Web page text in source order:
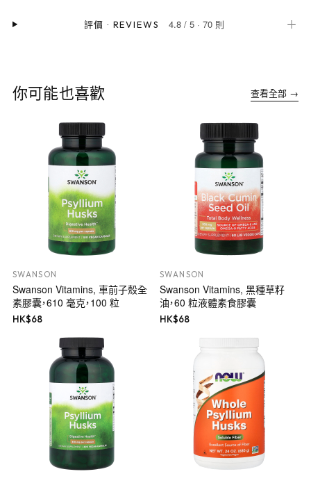
評價 · REVIEWS 4.8 /5 ·70 則 ＋
你可能也喜歡 查看全部 →
SWANSON
Swanson Vitamins, 車前子殼全
素膠囊，610 毫克，100 粒
HK$68
SWANSON
Swanson Vitamins, 黑種草籽
油，60 粒液體素食膠囊
HK$68